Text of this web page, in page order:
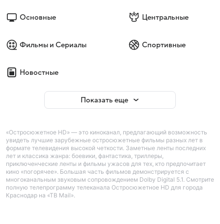
Основные Центральные
Фильмы и Сериалы Спортивные
Новостные
Показать еще
«Остросюжетное HD» — это киноканал, предлагающий возможность
увидеть лучшие зарубежные остросюжетные фильмы разных лет в
формате телевидения высокой четкости. Заметные ленты последних
лет и классика жанра: боевики, фантастика, триллеры,
приключенческие ленты и фильмы ужасов для тех, кто предпочитает
кино «погорячее». Большая часть фильмов демонстрируется с
многоканальным звуковым сопровождением Dolby Digital 5.1. Смотрите
полную телепрограмму телеканала Остросюжетное HD для города
Краснодар на «ТВ Mail».